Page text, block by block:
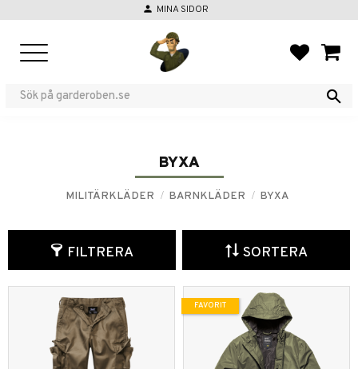
person MINA SIDOR
BYXA
MILITÄRKLÄDER BARNKLÄDER BYXA
FILTRERA SORTERA
FAVORIT